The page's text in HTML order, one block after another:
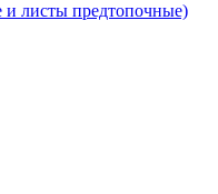
листы предтопочные)